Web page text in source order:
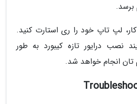
برسد.
لپ تاپ خود را ری استارت کنید.
نصب درایور تازه کیبورد به طور
انجام خواهد شد.